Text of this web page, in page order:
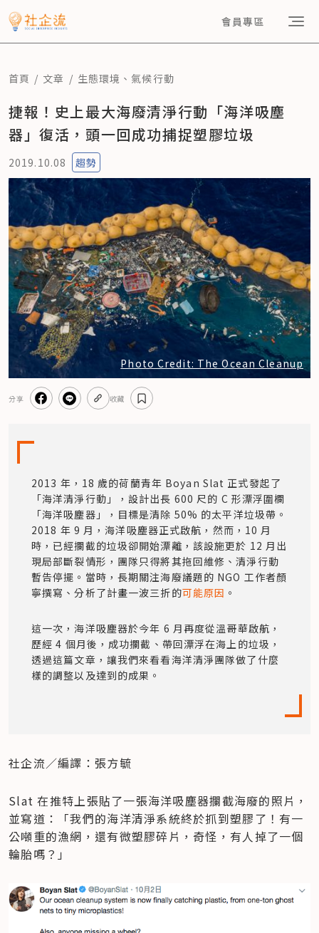
會員專區
首頁 文章 生態環境 、 氣候行動
捷報！史上最大海廢清淨行動「海洋吸塵
器」復活，頭一回成功捕捉塑膠垃圾
2019.10.08 趨勢
Photo Credit: The Ocean Cleanup
分享 收藏
2013 年，18 歲的荷蘭青年 Boyan Slat 正式發起了
「海洋清淨行動」，設計出長 600 尺的 C 形漂浮圍欄
「海洋吸塵器」，目標是清除 50% 的太平洋垃圾帶。
2018 年 9 月，海洋吸塵器正式啟航，然而，10 月
時，已經攔截的垃圾卻開始漂離，該設施更於 12 月出
現局部斷裂情形，團隊只得將其拖回維修、清淨行動
暫告停擺。當時，長期關注海廢議題的 NGO 工作者顏
寧撰寫、分析了計畫一波三折的可能原因 。
這一次，海洋吸塵器於今年 6 月再度從溫哥華啟航，
歷經 4 個月後，成功攔截、帶回漂浮在海上的垃圾，
透過這篇文章，讓我們來看看海洋清淨團隊做了什麼
樣的調整以及達到的成果。
社企流／編譯：張方毓
Slat 在推特上張貼了一張海洋吸塵器攔截海廢的照片，
並寫道：「我們的海洋清淨系統終於抓到塑膠了！有一
公噸重的漁網，還有微塑膠碎片，奇怪，有人掉了一個
輪胎嗎？」